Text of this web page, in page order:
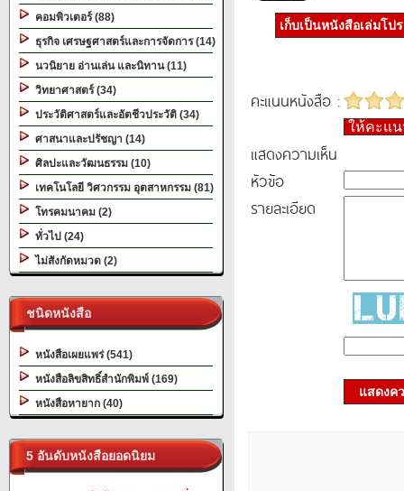
คอมพิวเตอร์ (88)
ธุรกิจ เศรษฐศาสตร์และการจัดการ (14)
นวนิยาย อ่านเล่น และนิทาน (11)
วิทยาศาสตร์ (34)
ประวัติศาสตร์และอัตชีวประวัติ (34)
ศาสนาและปรัชญา (14)
ศิลปะและวัฒนธรรม (10)
เทคโนโลยี วิศวกรรม อุตสาหกรรม (81)
โทรคมนาคม (2)
ทั่วไป (24)
ไม่สังกัดหมวด (2)
ชนิดหนังสือ
หนังสือเผยแพร่ (541)
หนังสือลิขสิทธิ์สำนักพิมพ์ (169)
หนังสือหายาก (40)
5 อันดับหนังสือยอดนิยม
เก็บเป็นหนังสือเล่มโป
คะแนนหนังสือ :
ให้คะแ
แสดงความเห็น
หัวข้อ
รายละเอียด
แสดงค